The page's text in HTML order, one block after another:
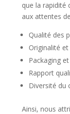
que la rapidité
aux attentes
Qualité des
Originalité
Packaging
Rapport
Diversité du
Ainsi, nous